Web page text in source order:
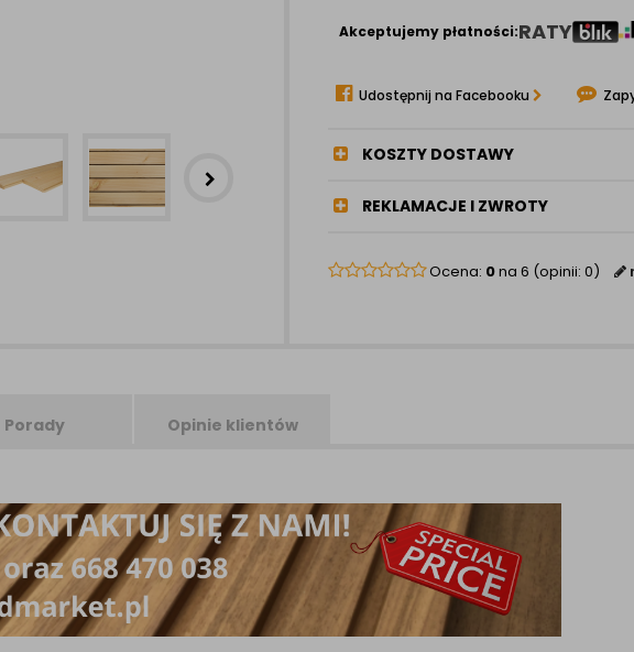
Akceptujemy płatności:RATY
Udostępnij na Facebooku
KOSZTY DOSTAWY
REKLAMACJE I ZWROTY
Ocena: 0na 6 (opinii: 0)
Porady Opinie klientów